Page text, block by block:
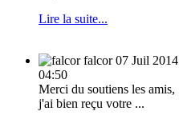
Lire la suite...
falcor 07 Juil 2014
04:50
Merci du soutiens les amis,
j'ai bien reçu votre ...